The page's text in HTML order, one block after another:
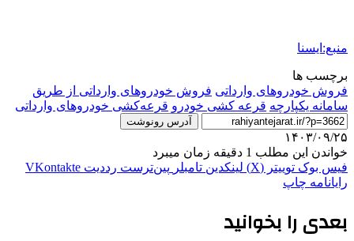
منبع:ایسنا
برچسب ها
فروش خودروهای وارداتی فروش خودروهای وارداتی از طریق
سامانه یکپارچه قرعه کشی خودرو قرعه‌کشی خودروهای وارداتی
آدرس رونوشت
۱۴۰۳/۰۹/۲۵
خواندن این مطلب 1 دقیقه زمان میبرد
فیس بوک توییتر (X) لینکدین ‫تامبلر ‫پین‌ترست ‫رددیت ‫VKontakte
رایانامه چاپ
بعدی را بخوانید